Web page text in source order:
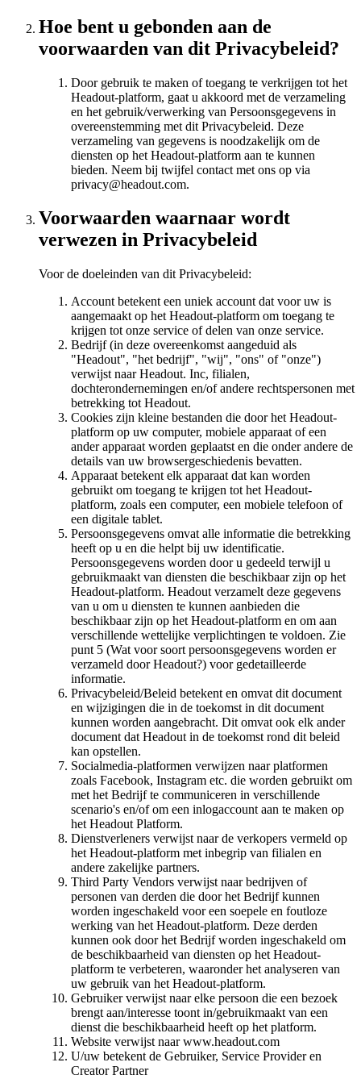
Hoe bent u gebonden aan de
voorwaarden van dit Privacybeleid?
Door gebruik te maken of toegang te verkrijgen tot het
Headout-platform, gaat u akkoord met de verzameling
en het gebruik/verwerking van Persoonsgegevens in
overeenstemming met dit Privacybeleid. Deze
verzameling van gegevens is noodzakelijk om de
diensten op het Headout-platform aan te kunnen
bieden. Neem bij twijfel contact met ons op via
privacy@headout.com.
Voorwaarden waarnaar wordt
verwezen in Privacybeleid
Voor de doeleinden van dit Privacybeleid:
Account betekent een uniek account dat voor uw is
aangemaakt op het Headout-platform om toegang te
krijgen tot onze service of delen van onze service.
Bedrijf (in deze overeenkomst aangeduid als
"Headout", "het bedrijf", "wij", "ons" of "onze")
verwijst naar Headout. Inc, filialen,
dochterondernemingen en/of andere rechtspersonen met
betrekking tot Headout.
Cookies zijn kleine bestanden die door het Headout-
platform op uw computer, mobiele apparaat of een
ander apparaat worden geplaatst en die onder andere de
details van uw browsergeschiedenis bevatten.
Apparaat betekent elk apparaat dat kan worden
gebruikt om toegang te krijgen tot het Headout-
platform, zoals een computer, een mobiele telefoon of
een digitale tablet.
Persoonsgegevens omvat alle informatie die betrekking
heeft op u en die helpt bij uw identificatie.
Persoonsgegevens worden door u gedeeld terwijl u
gebruikmaakt van diensten die beschikbaar zijn op het
Headout-platform. Headout verzamelt deze gegevens
van u om u diensten te kunnen aanbieden die
beschikbaar zijn op het Headout-platform en om aan
verschillende wettelijke verplichtingen te voldoen. Zie
punt 5 (Wat voor soort persoonsgegevens worden er
verzameld door Headout?) voor gedetailleerde
informatie.
Privacybeleid/Beleid betekent en omvat dit document
en wijzigingen die in de toekomst in dit document
kunnen worden aangebracht. Dit omvat ook elk ander
document dat Headout in de toekomst rond dit beleid
kan opstellen.
Socialmedia-platformen verwijzen naar platformen
zoals Facebook, Instagram etc. die worden gebruikt om
met het Bedrijf te communiceren in verschillende
scenario's en/of om een inlogaccount aan te maken op
het Headout Platform.
Dienstverleners verwijst naar de verkopers vermeld op
het Headout-platform met inbegrip van filialen en
andere zakelijke partners.
Third Party Vendors verwijst naar bedrijven of
personen van derden die door het Bedrijf kunnen
worden ingeschakeld voor een soepele en foutloze
werking van het Headout-platform. Deze derden
kunnen ook door het Bedrijf worden ingeschakeld om
de beschikbaarheid van diensten op het Headout-
platform te verbeteren, waaronder het analyseren van
uw gebruik van het Headout-platform.
Gebruiker verwijst naar elke persoon die een bezoek
brengt aan/interesse toont in/gebruikmaakt van een
dienst die beschikbaarheid heeft op het platform.
Website verwijst naar www.headout.com
U/uw betekent de Gebruiker, Service Provider en
Creator Partner